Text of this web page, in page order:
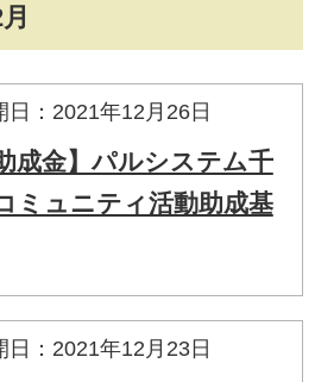
日：2021年12月26日
成金】パルシステム千
ミュニティ活動助成基
日：2021年12月23日